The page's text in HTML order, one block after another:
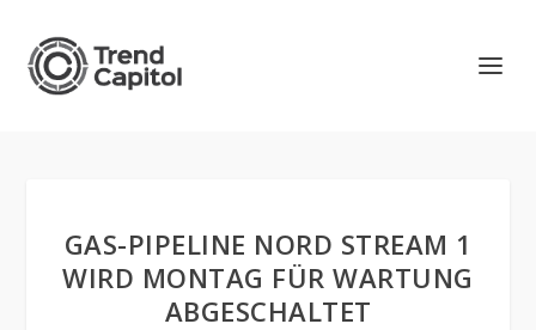
GAS-PIPELINE NORD STREAM 1
WIRD MONTAG FÜR WARTUNG
ABGESCHALTET